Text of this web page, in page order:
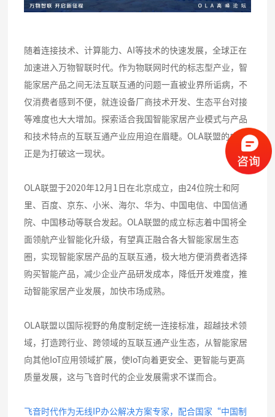
随着连接技术、计算能力、AI等技术的快速发展，全球正在
加速进入万物智联时代。作为物联网时代的标志型产业，智
能家居产品之间无法互联互通的问题一直被业界所诟病，不
仅消费者感到不便，就连设备厂商技术开发、生态平台对接
等难度也大大增加。探索适合我国智能家居产业模式与产品
和技术特点的互联互通产业应用迫在眉睫。OLA联盟的成立
正是为打破这一现状。
OLA联盟于2020年12月1日在北京成立，由24位院士和阿
里、百度、京东、小米、海尔、华为、中国电信、中国信通
院、中国移动等联合发起。OLA联盟的成立标志着中国将全
面领航产业智能化升级，有望真正融合各大智能家居生态
圈，实现智能家居产品的互联互通，极大地方便消费者选择
购买智能产品，减少企业产品研发成本，降低开发难度，推
动智能家居产业发展，加快市场成熟。
OLA联盟以国际视野的角度制定统一连接标准，超越技术领
域，打造跨行业、跨领域的互联互通产业生态，从智能家居
向其他IoT应用领域扩展，使IoT向着更安全、更智能与更高
质量发展，这与飞音时代的企业发展需求不谋而合。
飞音时代作为无线IP办公解决方案专家，配合国家“中国制